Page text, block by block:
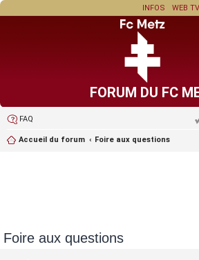
WEB TV
INFOS
FORUM DU FC
FAQ
Accueil du forum Foire aux questions
Foire aux questions